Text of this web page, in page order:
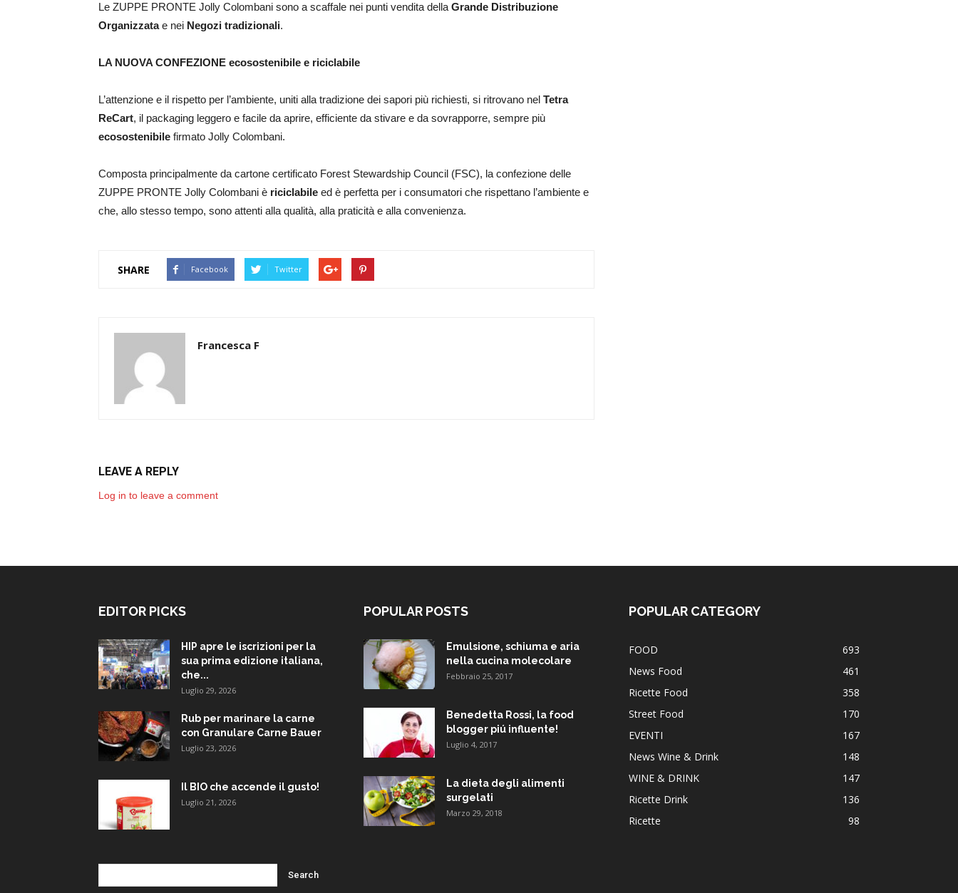
Le ZUPPE PRONTE Jolly Colombani sono a scaffale nei punti vendita della Grande Distribuzione
Organizzatae nei Negozi tradizionali.
LA NUOVA CONFEZIONE ecosostenibile e riciclabile
L’attenzione e il rispetto per l’ambiente, uniti alla tradizione dei sapori più richiesti, si ritrovano nel Tetra
ReCart, il packaging leggero e facile da aprire, efficiente da stivare e da sovrapporre, sempre più
ecosostenibile firmato Jolly Colombani.
Composta principalmente da cartone certificato Forest Stewardship Council (FSC), la confezione delle
ZUPPE PRONTE Jolly Colombani è riciclabile ed è perfetta per i consumatori che rispettano l’ambiente e
che, allo stesso tempo, sono attenti alla qualità, alla praticità e alla convenienza.
SHARE Facebook Twitter
Francesca F
LEAVE A REPLY
Log in to leave a comment
EDITOR PICKS
HIP apre le iscrizioni per la
sua prima edizione italiana,
che...
Luglio 29, 2026
Rub per marinare la carne
con Granulare Carne Bauer
Luglio 23, 2026
Il BIO che accende il gusto!
Luglio 21, 2026
POPULAR POSTS
Emulsione, schiuma e aria
nella cucina molecolare
Febbraio 25, 2017
Benedetta Rossi, la food
blogger piú influente!
Luglio 4, 2017
La dieta degli alimenti
surgelati
Marzo 29, 2018
POPULAR CATEGORY
FOOD
693
News Food
461
Ricette Food
358
Street Food
170
EVENTI
167
News Wine & Drink
148
WINE & DRINK
147
Ricette Drink
136
Ricette
98